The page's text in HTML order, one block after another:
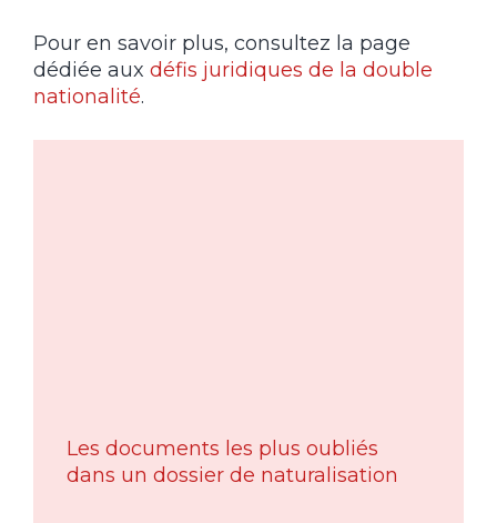
Pour en savoir plus, consultez la page
dédiée aux défis juridiques de la double
nationalité.
Les documents les plus oubliés
dans un dossier de naturalisation